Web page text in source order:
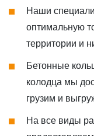
Наши
оптимальную
территории и
Бетонные
колодца мы
грузим и
На все виды